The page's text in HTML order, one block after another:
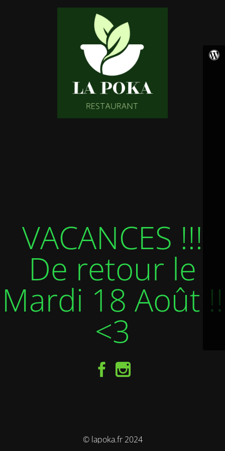
VACANCES !!!
De retour le
Mardi 18 Août !!
<3
© lapoka.fr 2024